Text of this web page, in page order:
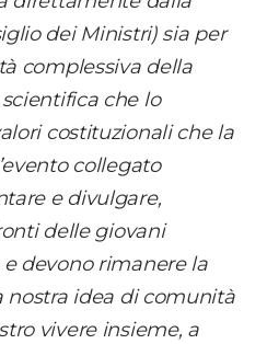
dei Ministri) sia per
complessiva della
che lo
costituzionali che la
collegato
e divulgare,
delle giovani
devono rimanere la
nostra idea di comunità
vivere insieme, a